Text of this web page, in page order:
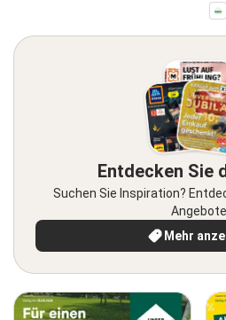
Entdecken Sie
Suchen Sie Inspiration?
Angebote
Mehr